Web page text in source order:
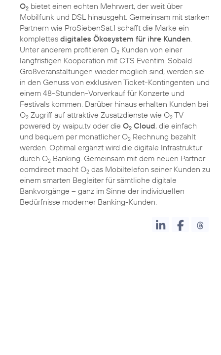
O2 bietet einen echten Mehrwert, der weit über
Mobilfunk und DSL hinausgeht. Gemeinsam mit starken
Partnern wie ProSiebenSat.1 schafft die Marke ein
komplettes digitales Ökosystem für ihre Kunden
Unter anderem profitieren O2 Kunden von einer
langfristigen Kooperation mit CTS Eventim. Sobald
Großveranstaltungen wieder möglich sind, werden sie
in den Genuss von exklusiven Ticket-Kontingenten und
einem 48-Stunden-Vorverkauf für Konzerte und
Festivals kommen. Darüber hinaus erhalten Kunden bei
O2 Zugriff auf attraktive Zusatzdienste wie O2 TV
powered by waipu.tv oder die O2 Cloud, die einfach
und bequem per monatlicher O2 Rechnung bezahlt
werden. Optimal ergänzt wird die digitale Infrastruktur
durch O2 Banking. Gemeinsam mit dem neuen Partner
comdirect macht O2 das Mobiltelefon seiner Kunden zu
einem smarten Begleiter für sämtliche digitale
Bankvorgänge – ganz im Sinne der individuellen
Bedürfnisse moderner Banking-Kunden.